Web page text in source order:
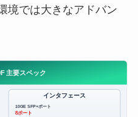
境では大きなアドバン
主要スペック
インタフェース
10GE SFP+ポート
8ポート